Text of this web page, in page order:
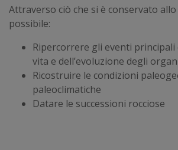
Attraverso ciò che si è conservato
possibile:
Ripercorrere gli eventi principali
vita e dell’evoluzione degli
Ricostruire le condizioni
paleoclimatiche
Datare le successioni rocciose